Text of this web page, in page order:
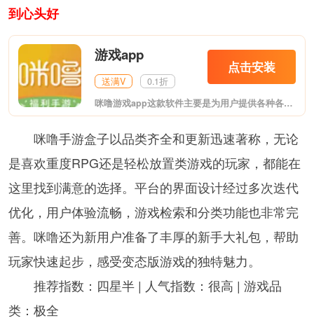
到心头好
游戏app
送满V 0.1折
点击安装
咪噜游戏app这款软件主要是为用户提供各种各样的bt手游，在这里你能看到各种热门bt游戏，玩起来更加带感哦，支持用户充值返利，客服小姐姐为你答疑解惑，快来下载试试吧!
咪噜手游盒子以品类齐全和更新迅速著称，无论
是喜欢重度RPG还是轻松放置类游戏的玩家，都能在
这里找到满意的选择。平台的界面设计经过多次迭代
优化，用户体验流畅，游戏检索和分类功能也非常完
善。咪噜还为新用户准备了丰厚的新手大礼包，帮助
玩家快速起步，感受变态版游戏的独特魅力。
推荐指数：四星半 | 人气指数：很高 | 游戏品
类：极全